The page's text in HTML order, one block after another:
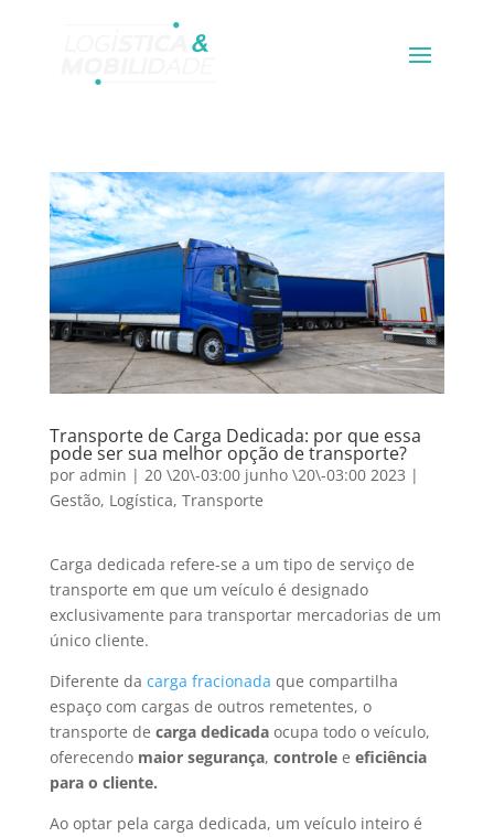
Transporte de Carga Dedicada: por que essa
pode ser sua melhor opção de transporte?
por admin | 20 \20\-03:00 junho \20\-03:00 2023 |
Gestão, Logística, Transporte
Carga dedicada refere-se a um tipo de serviço de
transporte em que um veículo é designado
exclusivamente para transportar mercadorias de um
único cliente.
Diferente da carga fracionada que compartilha
espaço com cargas de outros remetentes, o
transporte de carga dedicadaocupa todo o veículo,
oferecendo maior segurança, controle e eficiência
para o cliente.
Ao optar pela carga dedicada, um veículo inteiro é